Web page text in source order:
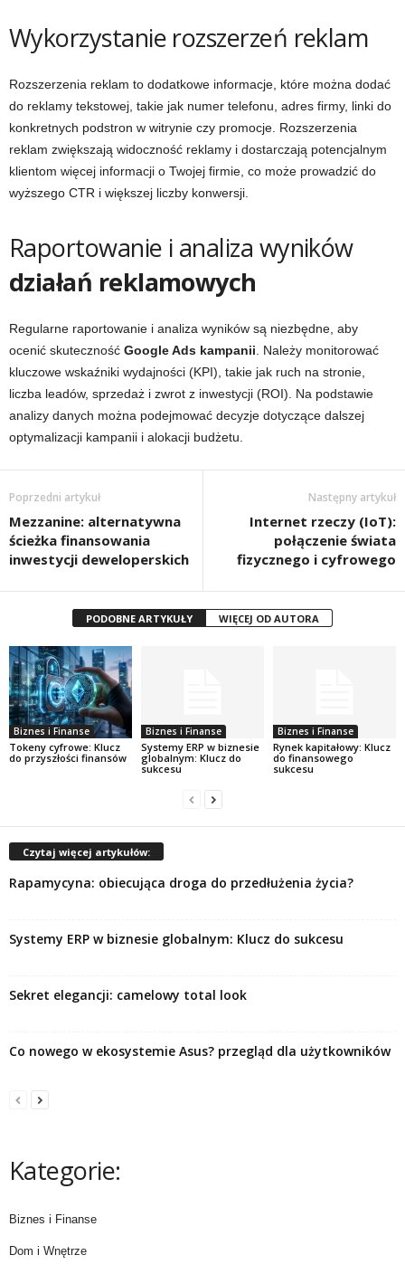
Wykorzystanie rozszerzeń reklam
Rozszerzenia reklam to dodatkowe informacje, które można dodać
do reklamy tekstowej, takie jak numer telefonu, adres firmy, linki do
konkretnych podstron w witrynie czy promocje. Rozszerzenia
reklam zwiększają widoczność reklamy i dostarczają potencjalnym
klientom więcej informacji o Twojej firmie, co może prowadzić do
wyższego CTR i większej liczby konwersji.
Raportowanie i analiza wyników
działań reklamowych
Regularne raportowanie i analiza wyników są niezbędne, aby
ocenić skuteczność Google Ads kampanii . Należy monitorować
kluczowe wskaźniki wydajności (KPI), takie jak ruch na stronie,
liczba leadów, sprzedaż i zwrot z inwestycji (ROI). Na podstawie
analizy danych można podejmować decyzje dotyczące dalszej
optymalizacji kampanii i alokacji budżetu.
Poprzedni artykuł
Mezzanine: alternatywna
ścieżka finansowania
inwestycji deweloperskich
Następny artykuł
Internet rzeczy (IoT):
połączenie świata
fizycznego i cyfrowego
PODOBNE ARTYKUŁY WIĘCEJ OD AUTORA
Biznes i Finanse
Tokeny cyfrowe: Klucz
do przyszłości finansów
Biznes i Finanse
Systemy ERP w biznesie
globalnym: Klucz do
sukcesu
Biznes i Finanse
Rynek kapitałowy: Klucz
do finansowego
sukcesu
Czytaj więcej artykułów:
Rapamycyna: obiecująca droga do przedłużenia życia?
Systemy ERP w biznesie globalnym: Klucz do sukcesu
Sekret elegancji: camelowy total look
Co nowego w ekosystemie Asus? przegląd dla użytkowników
Kategorie:
Biznes i Finanse
Dom i Wnętrze